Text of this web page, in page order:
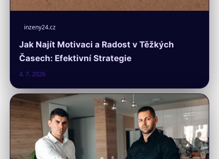
inzeny24.cz
Jak Najít Motivaci a Radost v Těžkých
Časech: Efektivní Strategie
4. 7. 2026